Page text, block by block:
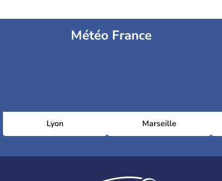
Météo France
Lyon Marseille